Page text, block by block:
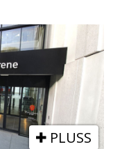
PLUSS